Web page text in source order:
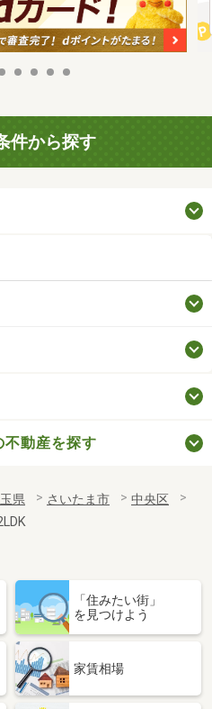
件から探す
動産を探す
県 さいたま市
中央区
「住みたい街」
を見つけよう
家賃相場